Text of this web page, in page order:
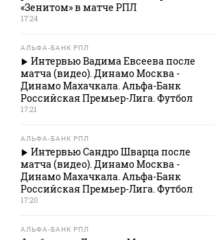
«Зенитом» в матче РПЛ
17:24
АЛЬФА-БАНК РПЛ
Интервью Вадима Евсеева после
матча (видео). Динамо Москва -
Динамо Махачкала. Альфа-Банк
Российская Премьер-Лига. Футбол
17:21
АЛЬФА-БАНК РПЛ
Интервью Сандро Шварца после
матча (видео). Динамо Москва -
Динамо Махачкала. Альфа-Банк
Российская Премьер-Лига. Футбол
17:20
АЛЬФА-БАНК РПЛ